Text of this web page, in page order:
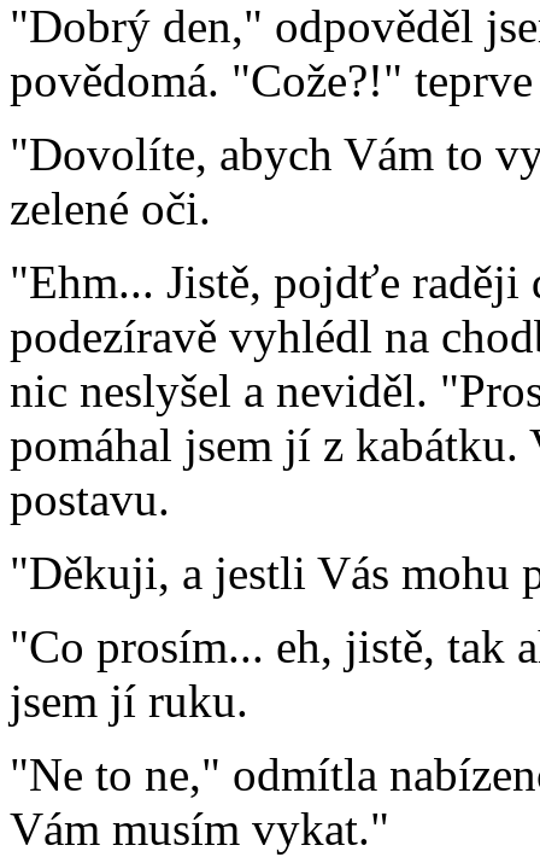
"Dobrý den," odpověděl
povědomá. "Cože?!"
"Dovolíte, abych Vám to
zelené oči.
"Ehm... Jistě, pojdťe
podezíravě vyhlédl na
nic neslyšel a neviděl.
pomáhal jsem jí z kabátku.
postavu.
"Děkuji, a jestli Vás mohu
"Co prosím... eh, jistě, tak
jsem jí ruku.
"Ne to ne," odmítla
Vám musím vykat."